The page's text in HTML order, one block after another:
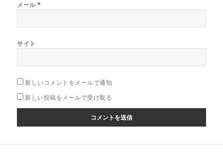
メール*
サイト
新しいコメントをメールで通知
新しい投稿をメールで受け取る